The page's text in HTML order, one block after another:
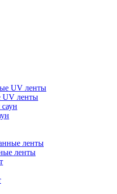
UV ленты
ленты